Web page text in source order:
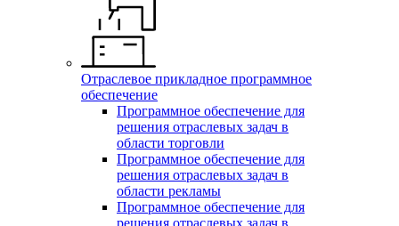
Отраслевое прикладное программное
обеспечение
Программное обеспечение для
решения отраслевых задач в
области торговли
Программное обеспечение для
решения отраслевых задач в
области рекламы
Программное обеспечение для